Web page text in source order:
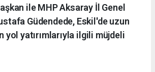
ile MHP Aksaray İl Genel
Güdendede, Eskil'de uzun
yol yatırımlarıyla ilgili müjdeli